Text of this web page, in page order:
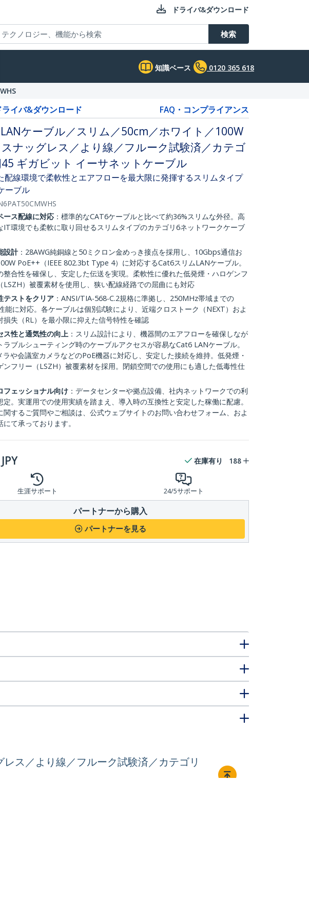
ドライバ&ダウンロード
検索
知識ベース 0120 365 618
ライバ&ダウンロード FAQ・コンプライアンス
LANケーブル／スリム／50cm／ホワイト／100W
スナッグレス／より線／フルーク試験済／カテゴ
ギガビット イーサネットケーブル
配線環境で柔軟性とエアフローを最大限に発揮するスリムタイプ
ーブル
ース配線に対応 ：標準的なCAT6ケーブルと比べて約36%スリムな外径。高
IT環境でも柔軟に取り回せるスリムタイプのカテゴリ6ネットワークケーブ
設計：28AWG純銅線と50ミクロン金めっき接点を採用し、10Gbps通信お
PoE++（IEEE 802.3bt Type 4）に対応するCat6スリムLANケーブル。
整合性を確保し、安定した伝送を実現。柔軟性に優れた低発煙・ハロゲンフ
LSZH）被覆素材を使用し、狭い配線経路での屈曲にも対応
テストをクリア ：ANSI/TIA-568-C.2規格に準拠し、250MHz帯域までの
能に対応。各ケーブルは個別試験により、近端クロストーク（NEXT）およ
損失（RL）を最小限に抑えた信号特性を確認
ス性と通気性の向上 ：スリム設計により、機器間のエアフローを確保しなが
ラブルシューティング時のケーブルアクセスが容易なCat6 LANケーブル。
ラや会議室カメラなどのPoE機器に対応し、安定した接続を維持。低発煙・
ンフリー（LSZH）被覆素材を採用。閉鎖空間での使用にも適した低毒性仕
フェッショナル向け ：データセンターや拠点設備、社内ネットワークでの利
定。実運用での使用実績を踏まえ、導入時の互換性と安定した稼働に配慮。
関するご質問やご相談は、公式ウェブサイトのお問い合わせフォーム、およ
にて承っております。
JPY 在庫有り 188
生涯サポート 24/5サポート
パートナーから購入
パートナーを見る
ス／より線／フルーク試験済／カテゴリ